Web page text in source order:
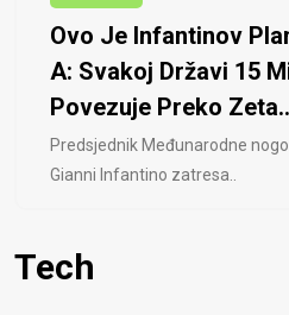
Ovo Je Infantinov
A: Svakoj Državi 15
Povezuje Preko
Predsjednik Međunarodne
Gianni Infantino zatresa..
Tech